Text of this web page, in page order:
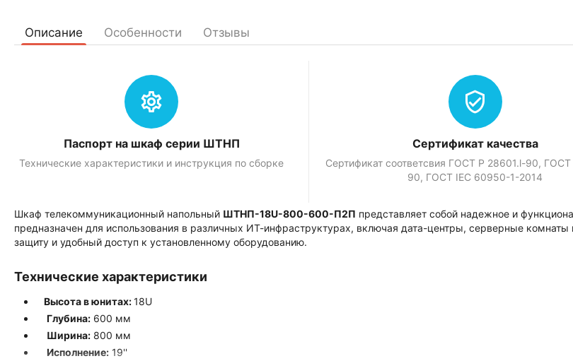
Описание Особенности Отзывы
Паспорт на шкаф серии ШТНП
Технические характеристики и инструкция по сборке
Сертификат качества
Сертификат соответсвия ГОСТ Р 28601.l-90,
90, ГOСТ IEC 60950-1-2014
Шкаф телекоммуникационный напольный ШТНП-18U-800-600-П2П представляет собой надежное и
предназначен для использования в различных ИТ-инфраструктурах, включая дата-центры, серверные
защиту и удобный доступ к установленному оборудованию.
Технические характеристики
Высота в юнитах:18U
Глубина: 600 мм
Ширина: 800 мм
Исполнение: 19''